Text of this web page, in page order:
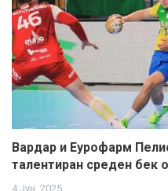
Вардар и Еурофарм
талентиран среден бек
4 Јун, 2025